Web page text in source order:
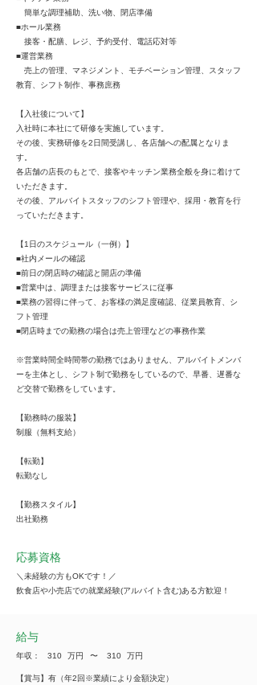
簡単な調理補助、洗い物、閉店準備
■ホール業務
接客・配膳、レジ、予約受付、電話応対等
■運営業務
売上の管理、マネジメント、モチベーション管理、スタッフ
教育、シフト制作、事務庶務
【入社後について】
入社時に本社にて研修を実施しています。
その後、実務研修を2日間受講し、各店舗への配属となりま
す。
各店舗の店長のもとで、接客やキッチン業務全般を身に着けて
いただきます。
その後、アルバイトスタッフのシフト管理や、採用・教育を行
っていただきます。
【1日のスケジュール（一例）】
■社内メールの確認
■前日の閉店時の確認と開店の準備
■営業中は、調理または接客サービスに従事
■業務の習得に伴って、お客様の満足度確認、従業員教育、シ
フト管理
■閉店時までの勤務の場合は売上管理などの事務作業
※営業時間全時間帯の勤務ではありません、アルバイトメンバ
ーを主体とし、シフト制で勤務をしているので、早番、遅番な
ど交替で勤務をしています。
【勤務時の服装】
制服（無料支給）
【転勤】
転勤なし
【勤務スタイル】
出社勤務
応募資格
＼未経験の方もOKです！／
飲食店や小売店での就業経験(アルバイト含む)ある方歓迎！
給与
年収： 310 万円 ​〜 310 万円
【賞与】有（年2回※業績により金額決定）